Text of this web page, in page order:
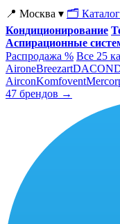
📍 Москва ▾ 🗂 Каталог
Кондиционирование
Аспирационные
Распродажа % Все 25
AironeBreezart
AirconKomfovent
47 брендов →